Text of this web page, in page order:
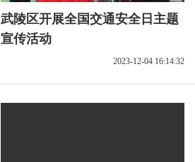
武陵区开展全国交通安全日主题
宣传活动
2023-12-04 16:14:32